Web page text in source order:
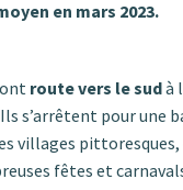
en mars 2023.
route vers le sudà
s’arrêtent pour une
villages pittoresques,
fêtes et